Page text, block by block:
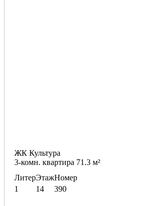
ЖК Культура
3-комн. квартира 71.3 м²
Литер
1
Этаж
14
Номер
390